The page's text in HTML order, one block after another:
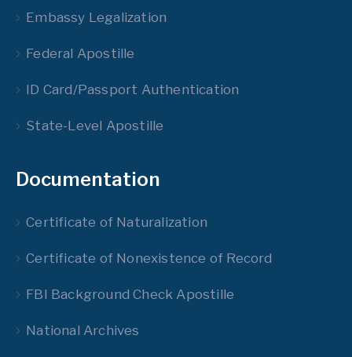
Embassy Legalization
Federal Apostille
ID Card/Passport Authentication
State-Level Apostille
Documentation
Certificate of Naturalization
Certificate of Nonexistence of Record
FBI Background Check Apostille
National Archives